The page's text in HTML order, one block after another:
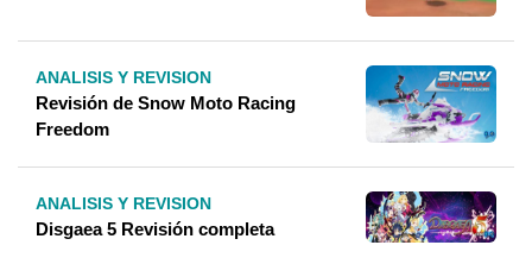
ANALISIS Y REVISION
Revisión de Snow Moto Racing
Freedom
ANALISIS Y REVISION
Disgaea 5 Revisión completa